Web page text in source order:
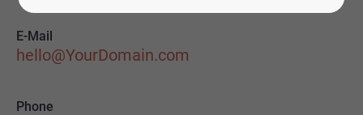
E-Mail
hello@YourDomain.com
Phone